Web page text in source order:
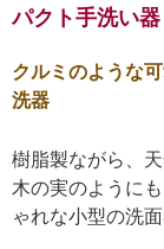
パクト手洗い器
クルミのような
洗器
樹脂製ながら、
木の実のように
ゃれな小型の洗